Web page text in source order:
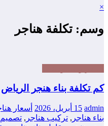
×
وسم: تكلفة هناجر
كم تكلفة بناء هنجر الرياض
admin 15 أبريل، 2026 أسعار
بناء هناجر , تركيب هناجر , تصميم